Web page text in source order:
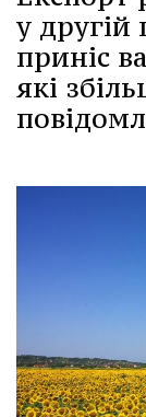
у другій
приніс
які